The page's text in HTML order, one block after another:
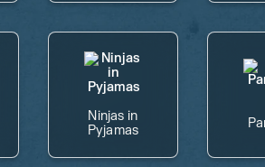
Ninjas in
Pyjamas